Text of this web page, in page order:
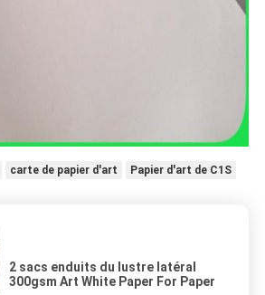
carte de papier d'art Papier d'art de C1S
2 sacs enduits du lustre latéral
300gsm Art White Paper For Paper